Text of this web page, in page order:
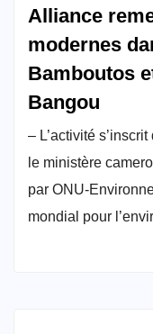
Alliance
modernes
Bamboutos
Bangou
– L’activité
le ministère
par ONU-
mondial pour